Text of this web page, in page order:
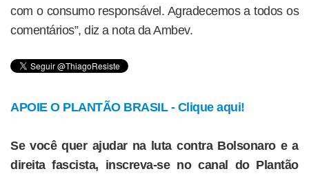
com o consumo responsável. Agradecemos a todos os
comentários”, diz a nota da Ambev.
APOIE O PLANTÃO BRASIL - Clique aqui!
Se você quer ajudar na luta contra Bolsonaro e a
direita fascista, inscreva-se no canal do Plantão